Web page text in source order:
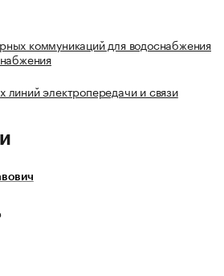
коммуникаций для водоснабжения
линий электропередачи и связи